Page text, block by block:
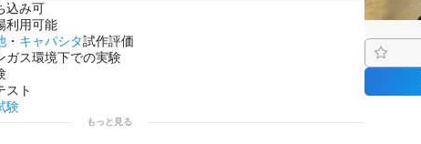
気システムの性能実証実験
メーカーが、
価を、自社設備なしで高
電子部品メーカーが、
・ コーティング
クリーンルーム
込み可
利用可能
・ キャパシタ試作評価
ガス環境下での実験
スト
験
もっと見る